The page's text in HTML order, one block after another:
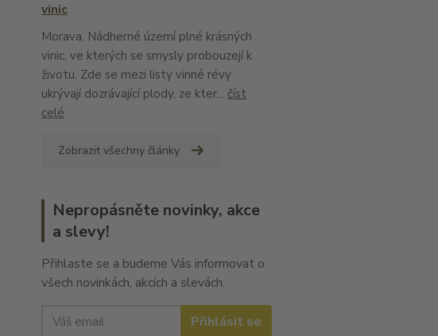
vinic
Morava. Nádherné území plné krásných
vinic, ve kterých se smysly probouzejí k
životu. Zde se mezi listy vinné révy
ukrývají dozrávající plody, ze kter... číst
celé
Zobrazit všechny články
Nepropásněte novinky, akce
a slevy!
Přihlaste se a budeme Vás informovat o
všech novinkách, akcích a slevách.
Přihlásit se